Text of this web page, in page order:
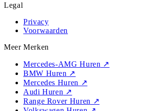
Legal
Privacy
Voorwaarden
Meer Merken
Mercedes-AMG Huren ↗
BMW Huren ↗
Mercedes Huren ↗
Audi Huren ↗
Range Rover Huren ↗